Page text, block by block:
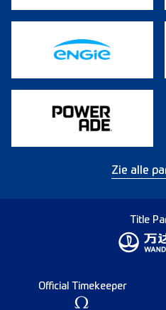
Zie alle
Title
Official Timekeeper